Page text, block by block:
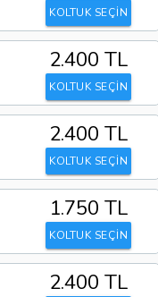
KOLTUK SEÇİN
2.400 TL
KOLTUK SEÇİN
2.400 TL
KOLTUK SEÇİN
1.750 TL
KOLTUK SEÇİN
2.400 TL